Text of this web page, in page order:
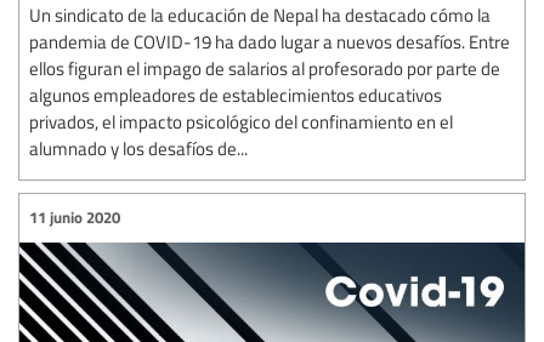
Un sindicato de la educación de Nepal ha destacado cómo la
pandemia de COVID-19 ha dado lugar a nuevos desafíos. Entre
ellos figuran el impago de salarios al profesorado por parte de
algunos empleadores de establecimientos educativos
privados, el impacto psicológico del confinamiento en el
alumnado y los desafíos de...
11 junio 2020